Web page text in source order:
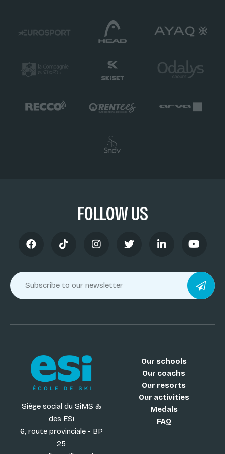
FOLLOW US
Siège social du SiMS &
des ESi
6, route provinciale - BP
25
Our schools
Our coachs
Our resorts
Our activities
Medals
FAQ